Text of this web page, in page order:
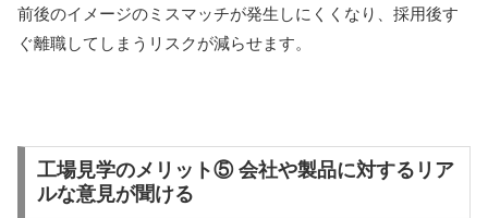
前後のイメージのミスマッチが発生しにくくなり、採用後す
ぐ離職してしまうリスクが減らせます。
工場見学のメリット⑤ 会社や製品に対するリア
ルな意見が聞ける